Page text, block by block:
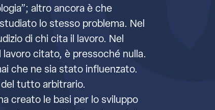
altro ancora è che
lo stesso problema. Nel
di chi cita il lavoro. Nel
citato, è pressoché nulla.
che ne sia stato influenzato.
tutto arbitrario.
creato le basi per lo sviluppo